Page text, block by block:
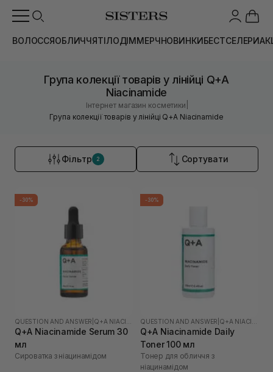
ВОЛОССЯОБЛИЧЧЯТІЛОДІММЕРЧНОВИНКИБЕСТСЕЛЕРИ
Група колекції товарів у лінійці Q+A
Niacinamide
Інтернет магазин косметики
Група колекції товарів у лінійці Q+A Niacinamide
Фільтр 2 Сортувати
-30%
QUESTION AND ANSWER
Q+A Niacinamide Serum 30
мл
Сироватка з ніацинамідом
-30%
QUESTION AND ANSWER
Q+A Niacinamide Daily
Toner 100 мл
Тонер для обличчя з
ніацинамідом